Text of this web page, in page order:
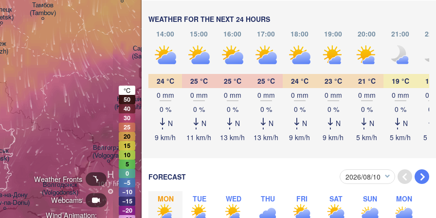
WEATHER FOR THE NEXT 24 HOURS
14:00
15:00 16:00 17:00 18:00 19:00 20:00 21:00
24 °C
0 mm
0 %
N
9 km/h
25 °C
0 mm
0 %
N
11 km/h
25 °C
0 mm
0 %
N
13 km/h
25 °C
0 mm
0 %
N
13 km/h
24 °C
0 mm
0 %
N
9 km/h
23 °C
0 mm
0 %
N
9 km/h
21 °C
0 mm
0 %
N
5 km/h
19 °C
0 mm
0 %
N
5 km/h
18
0
0
5
FORECAST
MON TUE WED THU FRI SAT SUN MON
Wind Animation:
Webcams
Weather Fronts
Тамбов
(Tambov)
на-Дону
na-Donu)
Волгоград
(Volgograd)
Волгодонск
(Volgodonsk)
Саратов
(Saratov)
Оренбург
(Orenburg)
Балаково
(Balakovo)
Камышин
(Kamyshin)
Орал
(Oral)
Атырау
(Atıraw)
Ақтөбе
(Aktobe)
Орск
H
°C
50
40
30
25
20
15
10
5
0
−5
−10
−15
−20